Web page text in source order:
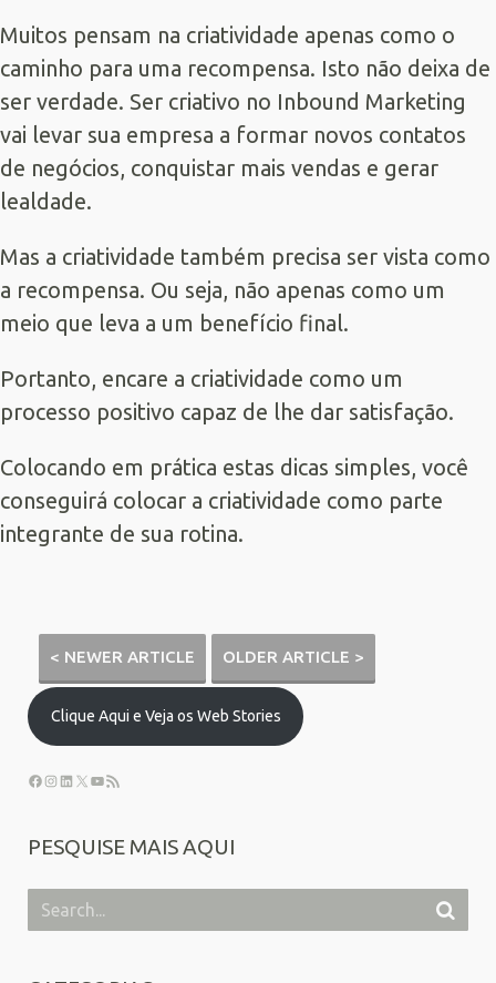
Muitos pensam na criatividade apenas como o
caminho para uma recompensa. Isto não deixa de
ser verdade. Ser criativo no Inbound Marketing
vai levar sua empresa a formar novos contatos
de negócios, conquistar mais vendas e gerar
lealdade.
Mas a criatividade também precisa ser vista como
a recompensa. Ou seja, não apenas como um
meio que leva a um benefício final.
Portanto, encare a criatividade como um
processo positivo capaz de lhe dar satisfação.
Colocando em prática estas dicas simples, você
conseguirá colocar a criatividade como parte
integrante de sua rotina.
< NEWER ARTICLE OLDER ARTICLE >
Clique Aqui e Veja os Web Stories
PESQUISE MAIS AQUI